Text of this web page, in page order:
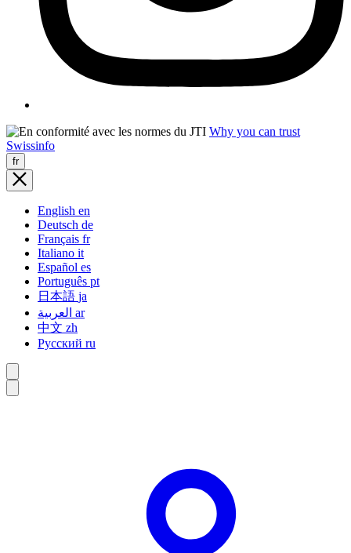
Why you can trust
Swissinfo
fr
English en
Deutsch de
Français fr
Italiano it
Español es
Português pt
日本語 ja
ar
中文 zh
Русский ru